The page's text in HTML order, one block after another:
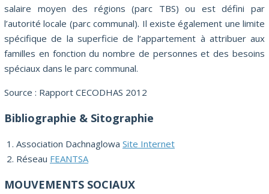
salaire moyen des régions (parc TBS) ou est défini par
l’autorité locale (parc communal). Il existe également une limite
spécifique de la superficie de l’appartement à attribuer aux
familles en fonction du nombre de personnes et des besoins
spéciaux dans le parc communal.
Source : Rapport CECODHAS 2012
Bibliographie & Sitographie
Association Dachnaglowa Site Internet
Réseau FEANTSA
MOUVEMENTS SOCIAUX